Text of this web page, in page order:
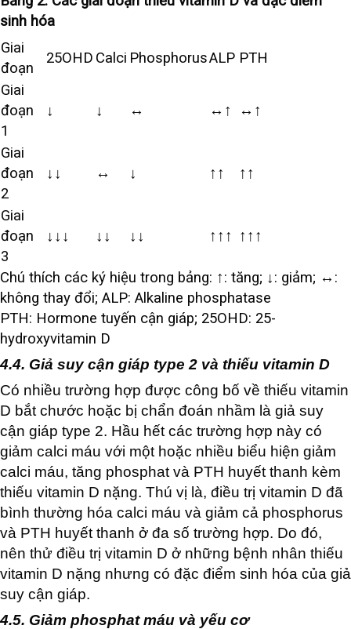
sinh hóa
Giai
đoạn
25OHD Calci PhosphorusALP PTH
Giai
đoạn
1
↓ ↓ ↔ ↔↑ ↔↑
Giai
đoạn
2
↓↓ ↔ ↓ ↑↑ ↑↑
Giai
đoạn
3
↓↓↓ ↓↓ ↓↓ ↑↑↑ ↑↑↑
Chú thích các ký hiệu trong bảng: ↑: tăng; ↓: giảm; ↔:
không thay đổi; ALP: Alkaline phosphatase
PTH: Hormone tuyến cận giáp; 25OHD: 25-
hydroxyvitamin D
4.4. Giả suy cận giáp type 2 và thiếu vitamin D
Có nhiều trường hợp được công bố về thiếu vitamin
D bắt chước hoặc bị chẩn đoán nhầm là giả suy
cận giáp type 2. Hầu hết các trường hợp này có
giảm calci máu với một hoặc nhiều biểu hiện giảm
calci máu, tăng phosphat và PTH huyết thanh kèm
thiếu vitamin D nặng. Thú vị là, điều trị vitamin D đã
bình thường hóa calci máu và giảm cả phosphorus
và PTH huyết thanh ở đa số trường hợp. Do đó,
nên thử điều trị vitamin D ở những bệnh nhân thiếu
vitamin D nặng nhưng có đặc điểm sinh hóa của giả
suy cận giáp.
4.5. Giảm phosphat máu và yếu cơ